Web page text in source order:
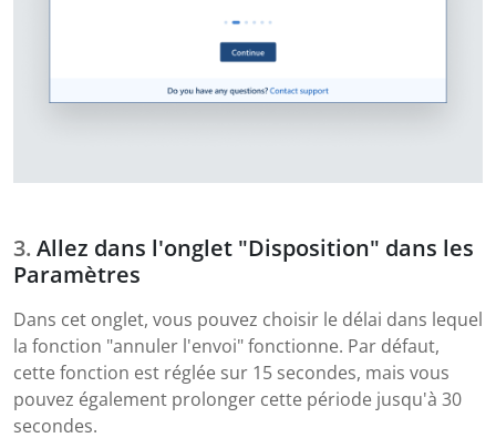
Allez dans l'onglet "Disposition" dans les
Paramètres
Dans cet onglet, vous pouvez choisir le délai dans lequel
la fonction "annuler l'envoi" fonctionne. Par défaut,
cette fonction est réglée sur 15 secondes, mais vous
pouvez également prolonger cette période jusqu'à 30
secondes.